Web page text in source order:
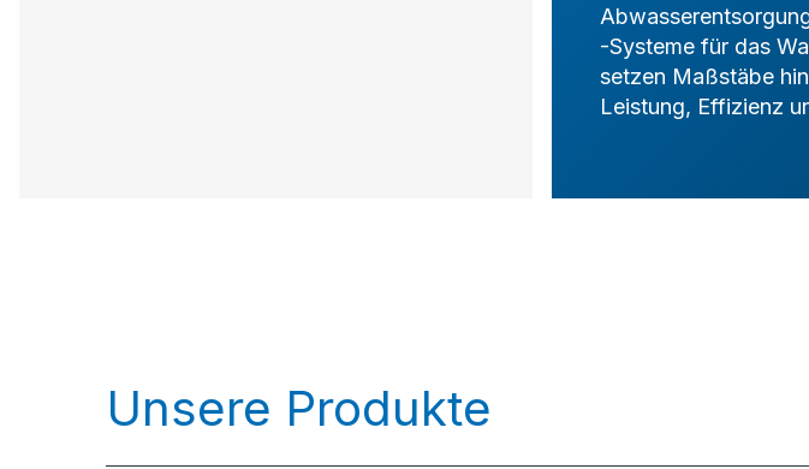
-Systeme für das
setzen Maßstäbe
Leistung, Effizienz
Unsere Produkte